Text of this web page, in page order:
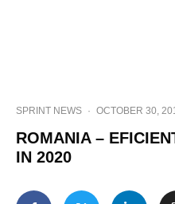
SPRINT NEWS · OCTOBER 30,
ROMANIA –
IN 2020